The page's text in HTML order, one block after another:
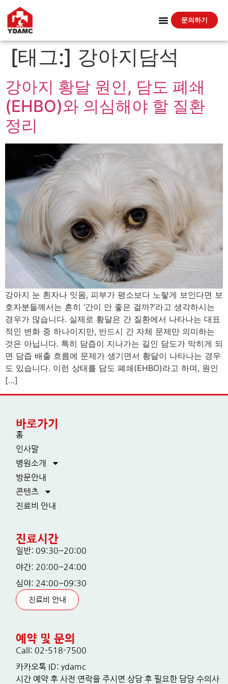
문의하기
[태그:] 강아지담석
강아지 황달 원인, 담도 폐쇄
(EHBO)와 의심해야 할 질환
정리
강아지 눈 흰자나 잇몸, 피부가 평소보다 노랗게 보인다면 보
호자분들께서는 흔히 ‘간이 안 좋은 걸까?’라고 생각하시는
경우가 많습니다. 실제로 황달은 간 질환에서 나타나는 대표
적인 변화 중 하나이지만, 반드시 간 자체 문제만 의미하는
것은 아닙니다. 특히 담즙이 지나가는 길인 담도가 막히게 되
면 담즙 배출 흐름에 문제가 생기면서 황달이 나타나는 경우
도 있습니다. 이런 상태를 담도 폐쇄(EHBO)라고 하며, 원인
[…]
바로가기
홈
인사말
병원소개
방문안내
콘텐츠
진료비 안내
진료시간
일반: 09:30~20:00
야간: 20:00~24:00
심야: 24:00~09:30
진료비 안내
예약 및 문의
Call: 02-518-7500
카카오톡 ID: ydamc
시간 예약 후 사전 연락을 주시면 상담 후 필요한 담당 수의사